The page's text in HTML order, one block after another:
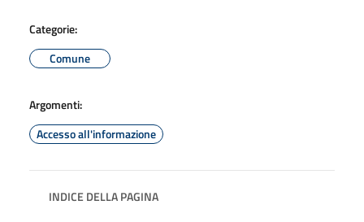
Categorie:
Comune
Argomenti:
Accesso all'informazione
INDICE DELLA PAGINA